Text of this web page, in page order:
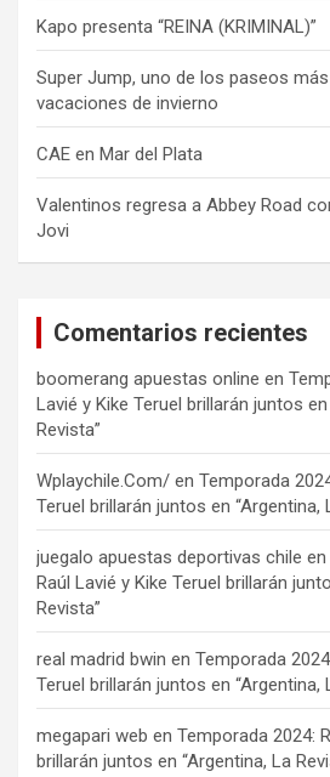
Kapo presenta “REINA (KRIMINAL)”
Super Jump, uno de los paseos
vacaciones de invierno
CAE en Mar del Plata
Valentinos regresa a Abbey Road
Jovi
Comentarios recientes
boomerang apuestas online en
Lavié y Kike Teruel brillarán juntos
Revista”
Wplaychile.Com/ en Temporada
Teruel brillarán juntos en “Argentina,
juegalo apuestas deportivas chile en
Raúl Lavié y Kike Teruel brillarán
Revista”
real madrid bwin en Temporada
Teruel brillarán juntos en “Argentina,
megapari web en Temporada 2024:
brillarán juntos en “Argentina, La